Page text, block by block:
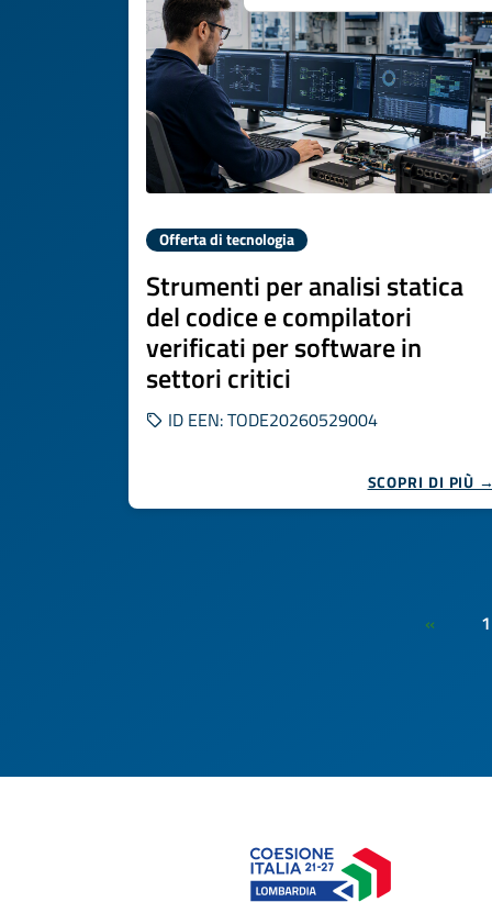
Offerta di tecnologia
Strumenti per analisi statica
del codice e compilatori
verificati per software in
settori critici
ID EEN: TODE20260529004
SCOPRI DI PIÙ →
« 1